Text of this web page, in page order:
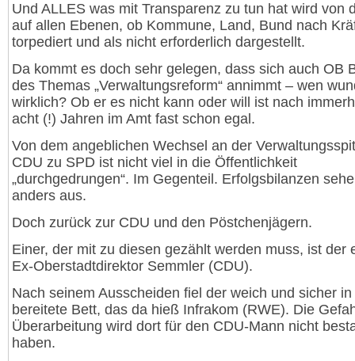
Und ALLES was mit Transparenz zu tun hat wird von
auf allen Ebenen, ob Kommune, Land, Bund nach
torpediert und als nicht erforderlich dargestellt.
Da kommt es doch sehr gelegen, dass sich auch OB
des Themas „Verwaltungsreform“ annimmt – wen
wirklich? Ob er es nicht kann oder will ist nach
acht (!) Jahren im Amt fast schon egal.
Von dem angeblichen Wechsel an der
CDU zu SPD ist nicht viel in die Öffentlichkeit
„durchgedrungen“. Im Gegenteil. Erfolgsbilanzen
anders aus.
Doch zurück zur CDU und den Pöstchenjägern.
Einer, der mit zu diesen gezählt werden muss, ist der
Ex-Oberstadtdirektor Semmler (CDU).
Nach seinem Ausscheiden fiel der weich und sicher in
bereitete Bett, das da hieß Infrakom (RWE). Die
Überarbeitung wird dort für den CDU-Mann nicht
haben.